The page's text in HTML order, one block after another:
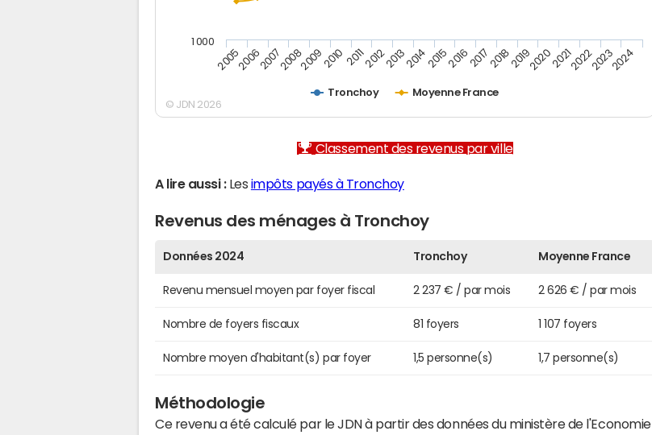
Tronchoy Moyenne France
200520062007200820092010 20112012201320142015201620172018201920202021202220232024
1 000
© JDN 2026
Classement des revenus par ville
A lire aussi :Les impôts payés à Tronchoy
Revenus des ménages à Tronchoy
Données 2024 Tronchoy Moyenne France
Revenu mensuel moyen par foyer fiscal 2 237 € / par mois 2 626 € / par mois
Nombre de foyers fiscaux 81 foyers 1 107 foyers
Nombre moyen d'habitant(s) par foyer 1,5 personne(s) 1,7 personne(s)
Méthodologie
Ce revenu a été calculé par le JDN à partir des données du ministère de l'Economie